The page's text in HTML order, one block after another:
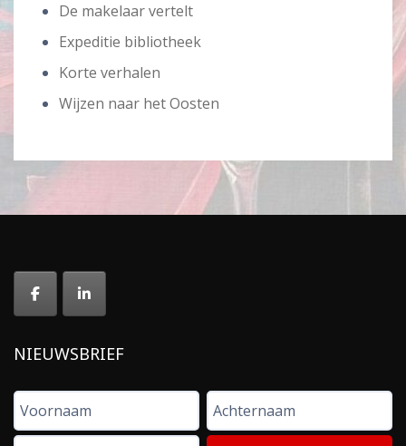
De makelaar vertelt
Expeditie bibliotheek
Korte verhalen
Wijzen naar het Oosten
NIEUWSBRIEF